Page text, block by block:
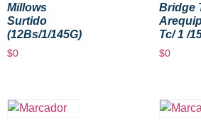
Millows
Surtido
(12Bs/1/145G)
$0
Bridge
Tc/ 1 /
$0